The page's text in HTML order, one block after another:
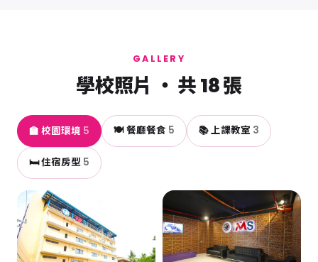
GALLERY
學校照片 ・ 共 18 張
🏫 校園環境 5 🍽️ 餐廳餐食 5 📚 上課教室 3
🛏️ 住宿房型 5